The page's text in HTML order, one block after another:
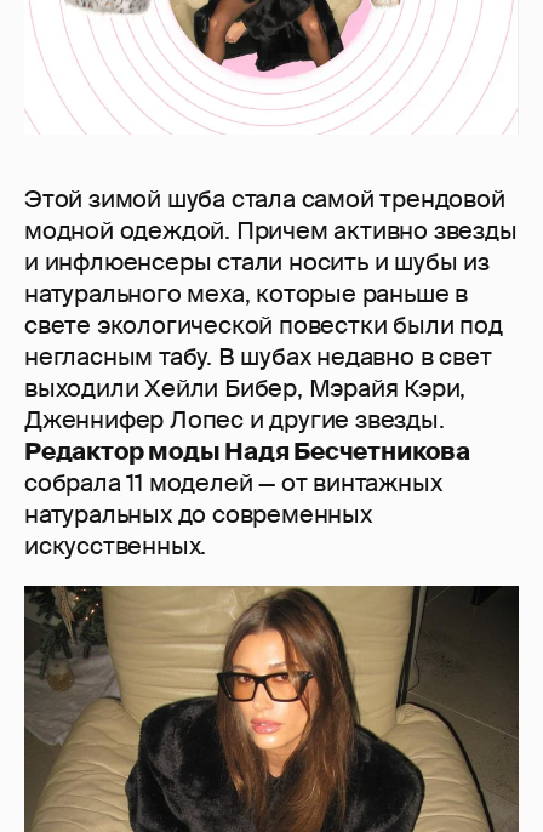
Этой зимой шуба стала самой трендовой
модной одеждой. Причем активно звезды
и инфлюенсеры стали носить и шубы из
натурального меха, которые раньше в
свете экологической повестки были под
негласным табу. В шубах недавно в свет
выходили Хейли Бибер, Мэрайя Кэри,
Дженнифер Лопес и другие звезды.
Редактор моды Надя Бесчетникова
собрала 11 моделей — от винтажных
натуральных до современных
искусственных.